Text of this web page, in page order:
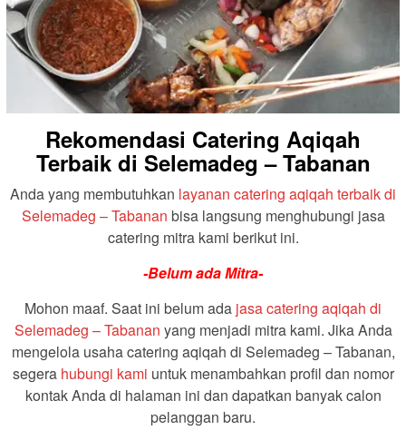
Rekomendasi Catering Aqiqah
Terbaik di Selemadeg – Tabanan
Anda yang membutuhkan layanan catering aqiqah terbaik di
Selemadeg – Tabanan bisa langsung menghubungi jasa
catering mitra kami berikut ini.
-Belum ada Mitra-
Mohon maaf. Saat ini belum ada jasa catering aqiqah di
Selemadeg – Tabanan yang menjadi mitra kami. Jika Anda
mengelola usaha catering aqiqah di Selemadeg – Tabanan,
segera hubungi kami untuk menambahkan profil dan nomor
kontak Anda di halaman ini dan dapatkan banyak calon
pelanggan baru.